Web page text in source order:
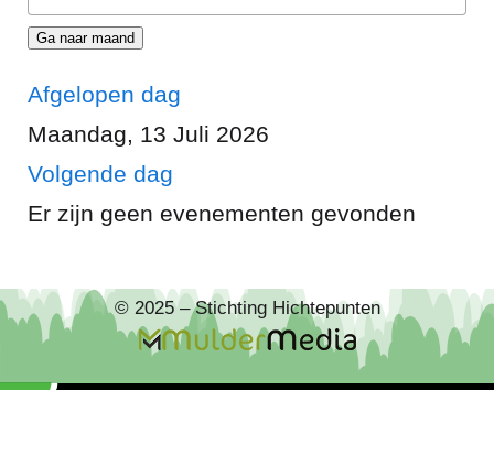
Ga naar maand
Afgelopen dag
Maandag, 13 Juli 2026
Volgende dag
Er zijn geen evenementen gevonden
© 2025 – Stichting Hichtepunten